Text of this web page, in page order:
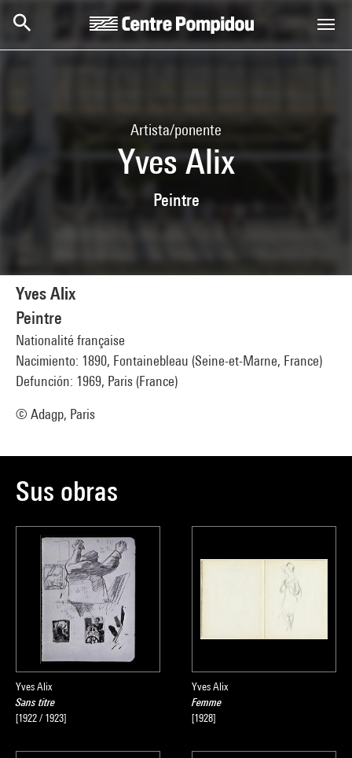
Artista/ponente
Yves Alix
Peintre
Yves Alix
Peintre
Nationalité française
Nacimiento: 1890, Fontainebleau (Seine-et-Marne, France)
Defunción: 1969, Paris (France)
© Adagp, Paris
Sus obras
Yves Alix
Sans titre
[1922 / 1923]
Yves Alix
Femme
[1928]